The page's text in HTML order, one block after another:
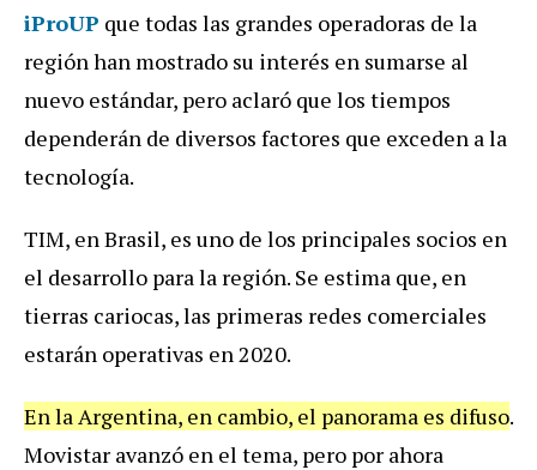
iProUP que todas las grandes operadoras de la
región han mostrado su interés en sumarse al
nuevo estándar, pero aclaró que los tiempos
dependerán de diversos factores que exceden a la
tecnología.
TIM, en Brasil, es uno de los principales socios en
el desarrollo para la región. Se estima que, en
tierras cariocas,las primeras redes comerciales
estarán operativas en 2020.
En la Argentina, en cambio, el panorama es difuso.
Movistar avanzó en el tema, pero por ahora